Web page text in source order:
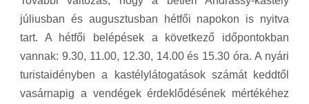
júliusban és augusztusban hétfői napokon is nyitva
tart. A hétfői belépések a következő időpontokban
vannak: 9.30, 11.00, 12.30, 14.00 és 15.30 óra. A nyári
turistaidényben a kastélylátogatások számát keddtől
vasárnapig a vendégek érdeklődésének mértékéhez